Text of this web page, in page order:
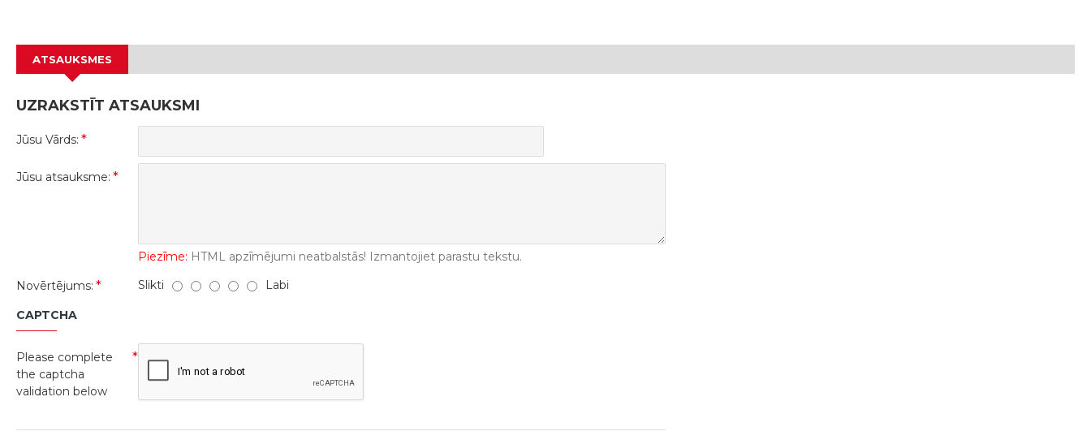
ATSAUKSMES
UZRAKSTĪT ATSAUKSMI
Jūsu Vārds:
Jūsu atsauksme:
Piezīme: HTML apzīmējumi neatbalstās! Izmantojiet parastu tekstu.
Novērtējums:
Slikti Labi
CAPTCHA
Please complete
the captcha
validation below